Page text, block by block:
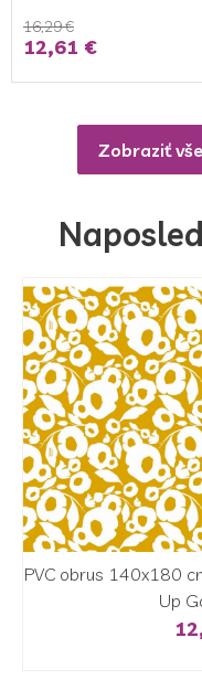
16,29 €
12,61 €
Zobraziť
PVC obrus 140x180
Up